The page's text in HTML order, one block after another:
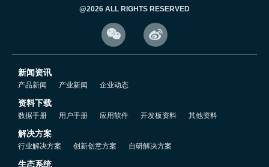
@2026 ALL RIGHTS RESERVED
 
新闻资讯
产品新闻 产业新闻 企业动态
资料下载
数据手册 用户手册 应用软件 开发板资料 其他资料
解决方案
行业解决方案 创新创意方案 自研解决方案
生态系统